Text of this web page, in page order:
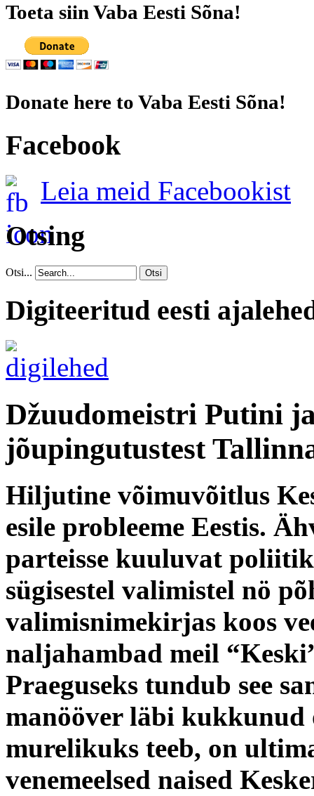
Toeta siin Vaba Eesti Sõna!
Donate here to Vaba Eesti Sõna!
Facebook
Leia meid Facebookist
Otsing
Otsi... Otsi
Digiteeritud eesti
Džuudomeistri Putini
jõupingutustest
Hiljutine võimuvõitlus
esile probleeme Eestis.
parteisse kuuluvat
sügisestel valimistel nö
valimisnimekirjas koos
naljahambad meil
Praeguseks tundub see
manööver läbi
murelikuks teeb, on
venemeelsed naised